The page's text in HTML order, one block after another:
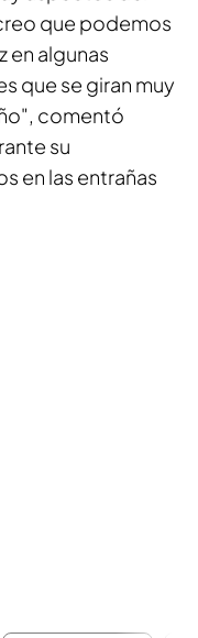
que podemos
en algunas
que se giran muy
comentó
su
en las entrañas